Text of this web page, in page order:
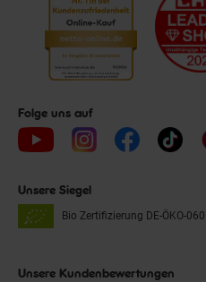
Folge uns auf
Unsere Siegel
Bio Zertifizierung DE-ÖKO-060
Unsere Kundenbewertungen